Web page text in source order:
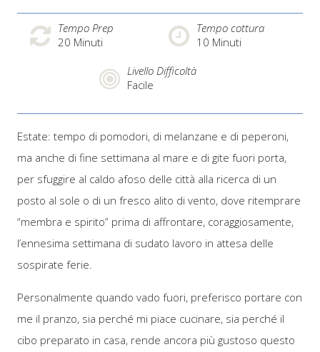
Tempo Prep
20 Minuti
Tempo cottura
10 Minuti
Livello Difficoltà
Facile
Estate: tempo di pomodori, di melanzane e di peperoni,
ma anche di fine settimana al mare e di gite fuori porta,
per sfuggire al caldo afoso delle città alla ricerca di un
posto al sole o di un fresco alito di vento, dove ritemprare
“membra e spirito” prima di affrontare, coraggiosamente,
l’ennesima settimana di sudato lavoro in attesa delle
sospirate ferie.
Personalmente quando vado fuori, preferisco portare con
me il pranzo, sia perché mi piace cucinare, sia perché il
cibo preparato in casa, rende ancora più gustoso questo